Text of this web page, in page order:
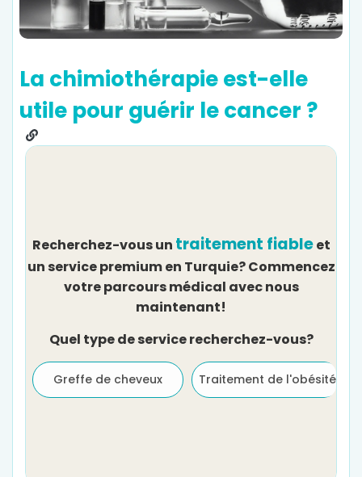
La chimiothérapie est-elle
utile pour guérir le cancer ?
Recherchez-vous un traitement fiableet
un service premium en Turquie? Commencez
votre parcours médical avec nous
maintenant!
Quel type de service recherchez-vous?
Greffe de cheveux Traitement de l'obésité